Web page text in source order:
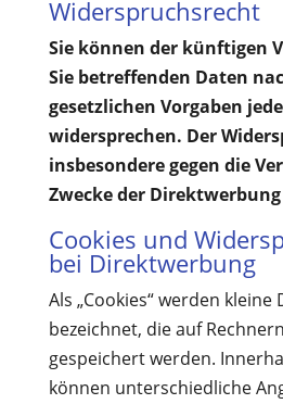
Widerspruchsrecht
Sie können der künftigen
Sie betreffenden Daten
gesetzlichen Vorgaben
widersprechen. Der
insbesondere gegen die
Zwecke der
Cookies und
bei Direktwerbung
Als „Cookies“ werden kleine
bezeichnet, die auf
gespeichert werden.
können unterschiedliche